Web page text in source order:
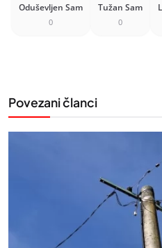
Oduševljen Sam
0
Tužan Sam
0
Povezani članci